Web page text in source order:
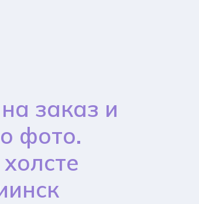
заказ и
фото.